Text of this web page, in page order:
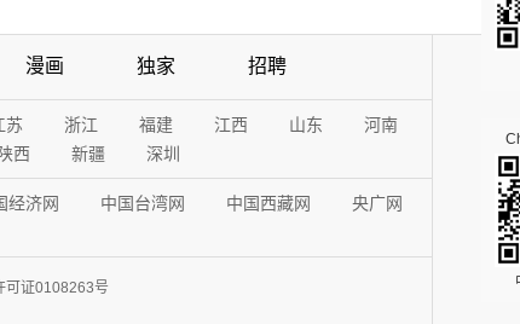
漫画 独家 招聘
苏 浙江 福建 江西 山东
河南
陕西 新疆 深圳
经济网 中国台湾网 中国西藏网
央广网
可证0108263号